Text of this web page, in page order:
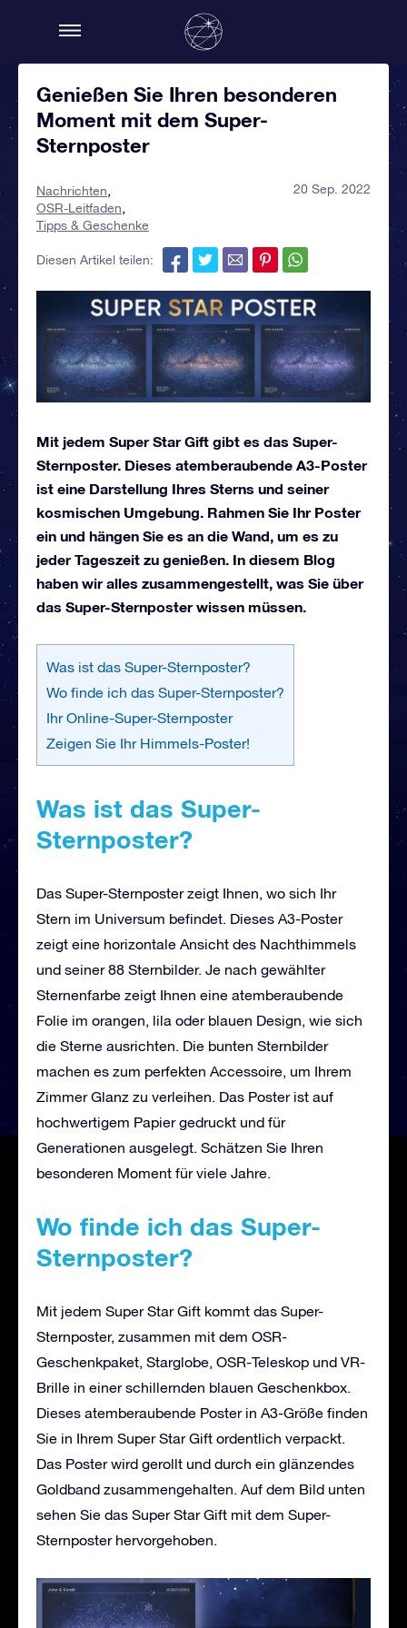
Genießen Sie Ihren besonderen
Moment mit dem Super-
Sternposter
Nachrichten
OSR-Leitfaden
Tipps & Geschenke
20 Sep. 2022
Diesen Artikel teilen:
Mit jedem Super Star Gift gibt es das Super-
Sternposter. Dieses atemberaubende A3-Poster
ist eine Darstellung Ihres Sterns und seiner
kosmischen Umgebung. Rahmen Sie Ihr Poster
ein und hängen Sie es an die Wand, um es zu
jeder Tageszeit zu genießen. In diesem Blog
haben wir alles zusammengestellt, was Sie über
das Super-Sternposter wissen müssen.
Was ist das Super-Sternposter?
Wo finde ich das Super-Sternposter?
Ihr Online-Super-Sternposter
Zeigen Sie Ihr Himmels-Poster!
Was ist das Super-
Sternposter?
Das Super-Sternposter zeigt Ihnen, wo sich Ihr
Stern im Universum befindet. Dieses A3-Poster
zeigt eine horizontale Ansicht des Nachthimmels
und seiner 88 Sternbilder. Je nach gewählter
Sternenfarbe zeigt Ihnen eine atemberaubende
Folie im orangen, lila oder blauen Design, wie sich
die Sterne ausrichten. Die bunten Sternbilder
machen es zum perfekten Accessoire, um Ihrem
Zimmer Glanz zu verleihen. Das Poster ist auf
hochwertigem Papier gedruckt und für
Generationen ausgelegt. Schätzen Sie Ihren
besonderen Moment für viele Jahre.
Wo finde ich das Super-
Sternposter?
Mit jedem Super Star Gift kommt das Super-
Sternposter, zusammen mit dem OSR-
Geschenkpaket, Starglobe, OSR-Teleskop und VR-
Brille in einer schillernden blauen Geschenkbox.
Dieses atemberaubende Poster in A3-Größe finden
Sie in Ihrem Super Star Gift ordentlich verpackt.
Das Poster wird gerollt und durch ein glänzendes
Goldband zusammengehalten. Auf dem Bild unten
sehen Sie das Super Star Gift mit dem Super-
Sternposter hervorgehoben.